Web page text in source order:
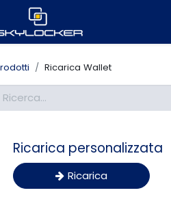
Ricarica Wallet
Ricarica personalizzata
Ricarica